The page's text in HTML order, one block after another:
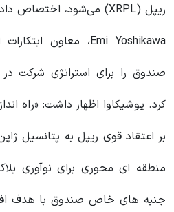
ریپل (XRPL) می‌شود، اختصاص داده است.
Emi Yoshikawa، معاون ابتکارات استراتژیک در
صندوق را برای استراتژی شرکت
کرد. یوشیکاوا اظهار داشت: «راه
بر اعتقاد قوی ریپل به پتانسیل
منطقه ای محوری برای نوآوری